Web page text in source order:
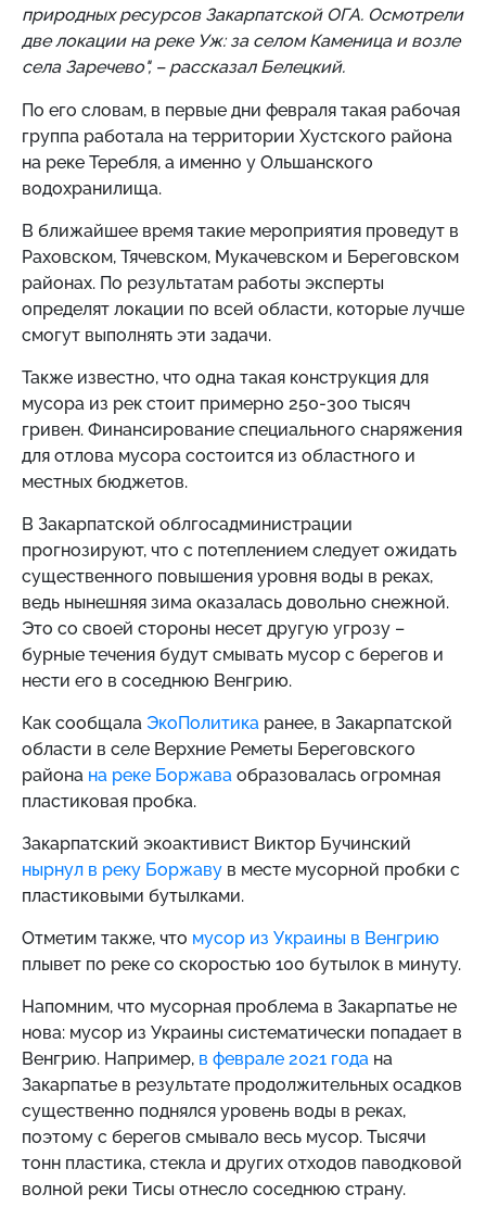
природных ресурсов Закарпатской ОГА. Осмотрели
две локации на реке Уж: за селом Каменица и возле
села Заречево", – рассказал Белецкий.
По его словам, в первые дни февраля такая рабочая
группа работала на территории Хустского района
на реке Теребля, а именно у Ольшанского
водохранилища.
В ближайшее время такие мероприятия проведут в
Раховском, Тячевском, Мукачевском и Береговском
районах. По результатам работы эксперты
определят локации по всей области, которые лучше
смогут выполнять эти задачи.
Также известно, что одна такая конструкция для
мусора из рек стоит примерно 250-300 тысяч
гривен. Финансирование специального снаряжения
для отлова мусора состоится из областного и
местных бюджетов.
В Закарпатской облгосадминистрации
прогнозируют, что с потеплением следует ожидать
существенного повышения уровня воды в реках,
ведь нынешняя зима оказалась довольно снежной.
Это со своей стороны несет другую угрозу –
бурные течения будут смывать мусор с берегов и
нести его в соседнюю Венгрию.
Как сообщала ЭкоПолитика ранее, в Закарпатской
области в селе Верхние Реметы Береговского
района на реке Боржава образовалась огромная
пластиковая пробка.
Закарпатский экоактивист Виктор Бучинский
нырнул в реку Боржаву в месте мусорной пробки с
пластиковыми бутылками.
Отметим также, что мусор из Украины в Венгрию
плывет по реке со скоростью 100 бутылок в минуту.
Напомним, что мусорная проблема в Закарпатье не
нова: мусор из Украины систематически попадает в
Венгрию. Например, в феврале 2021 года на
Закарпатье в результате продолжительных осадков
существенно поднялся уровень воды в реках,
поэтому с берегов смывало весь мусор. Тысячи
тонн пластика, стекла и других отходов паводковой
волной реки Тисы отнесло соседнюю страну.